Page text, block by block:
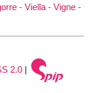
- Viella - Vigne -
2.0 |